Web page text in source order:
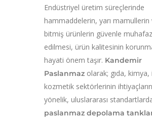
Endüstriyel üretim süreçlerinde
hammaddelerin, yarı mamullerin
bitmiş ürünlerin güvenle
edilmesi, ürün kalitesinin
hayati önem taşır. Kandemir
Paslanmaz olarak; gıda, kimya,
kozmetik sektörlerinin
yönelik, uluslararası
paslanmaz depolama